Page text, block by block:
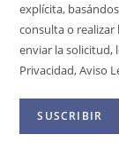
explícita,
consulta o realizar
enviar la solicitud,
Privacidad, Aviso